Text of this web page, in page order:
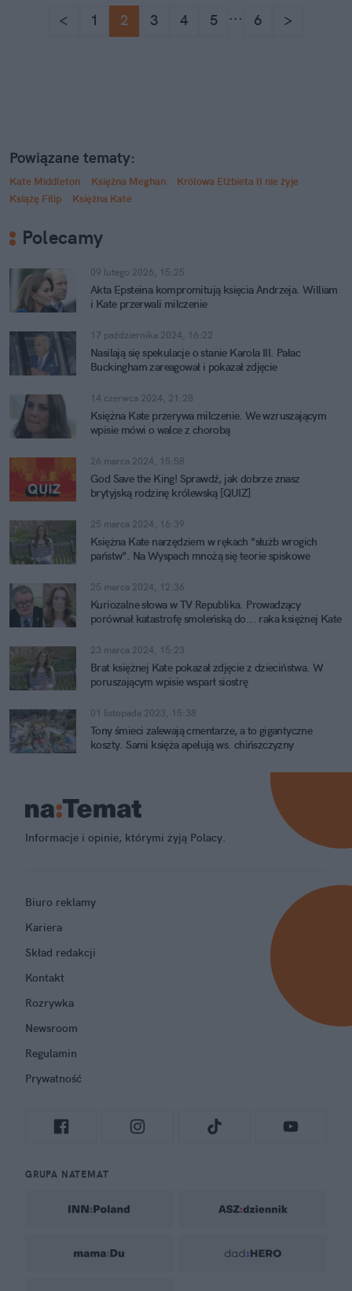
< 1 2 3 4 5 ... 6 >
Powiązane tematy:
Kate Middleton Księżna Meghan
Królowa Elżbieta II nie żyje
Książę Filip
Księżna Kate
Polecamy
09 lutego 2026, 15:25
Akta Epsteina kompromitują księcia Andrzeja. William
i Kate przerwali milczenie
17 października 2024, 16:22
Nasilają się spekulacje o stanie Karola III. Pałac
Buckingham zareagował i pokazał zdjęcie
14 czerwca 2024, 21:28
Księżna Kate przerywa milczenie. We wzruszającym
wpisie mówi o walce z chorobą
26 marca 2024, 15:58
God Save the King! Sprawdź, jak dobrze znasz
brytyjską rodzinę królewską [QUIZ]
25 marca 2024, 16:39
Księżna Kate narzędziem w rękach "służb wrogich
państw". Na Wyspach mnożą się teorie spiskowe
25 marca 2024, 12:36
Kuriozalne słowa w TV Republika. Prowadzący
porównał katastrofę smoleńską do... raka księżnej Kate
23 marca 2024, 15:23
Brat księżnej Kate pokazał zdjęcie z dzieciństwa. W
poruszającym wpisie wsparł siostrę
01 listopada 2023, 15:38
Tony śmieci zalewają cmentarze, a to gigantyczne
koszty. Sami księża apelują ws. chińszczyzny
Informacje i opinie, którymi żyją Polacy.
Biuro reklamy
Kariera
Skład redakcji
Kontakt
Rozrywka
Newsroom
Regulamin
Prywatność
GRUPA NATEMAT